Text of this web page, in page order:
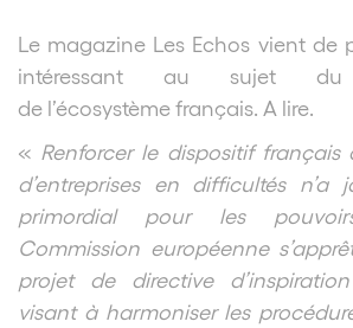
Le magazine Les Echos vient de
intéressant au sujet du
de l’écosystème français. A lire.
« Renforcer le dispositif français
d’entreprises en difficultés n’a
primordial pour les
Commission européenne
projet de directive
visant à harmoniser les